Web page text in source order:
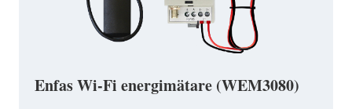
Enfas Wi-Fi energimätare (WEM3080)